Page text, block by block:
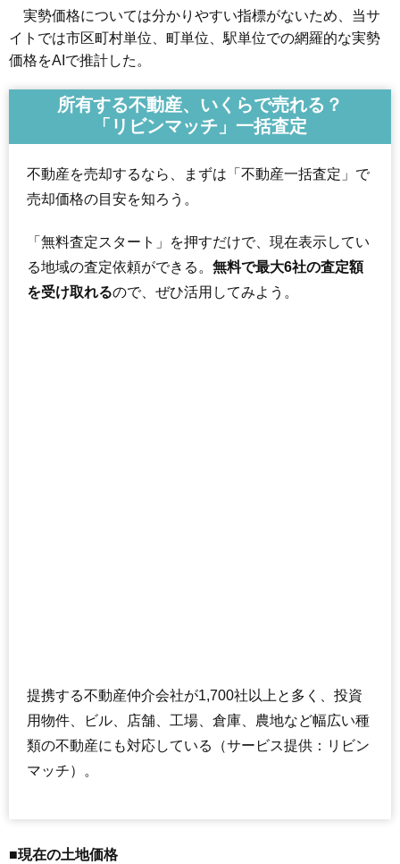
実勢価格については分かりやすい指標がないため、当サ
イトでは市区町村単位、町単位、駅単位での網羅的な実勢
価格をAIで推計した。
所有する不動産、いくらで売れる？
「リビンマッチ」一括査定
不動産を売却するなら、まずは「不動産一括査定」で
売却価格の目安を知ろう。
「無料査定スタート」を押すだけで、現在表示してい
る地域の査定依頼ができる。 無料で最大6社の査定額
を受け取れるので、ぜひ活用してみよう。
提携する不動産仲介会社が1,700社以上と多く、投資
用物件、ビル、店舗、工場、倉庫、農地など幅広い種
類の不動産にも対応している（サービス提供：リビン
マッチ）。
■現在の土地価格